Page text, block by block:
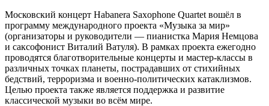
Московский концерт Habanera Saxophone Quartet вошёл в
программу международного проекта «Музыка за мир»
(организаторы и руководители — пианистка Мария Немцова
и саксофонист Виталий Ватуля). В рамках проекта ежегодно
проводятся благотворительные концерты и мастер-классы в
различных точках планеты, пострадавших от стихийных
бедствий, терроризма и военно-политических катаклизмов.
Целью проекта также является поддержка и развитие
классической музыки во всём мире.